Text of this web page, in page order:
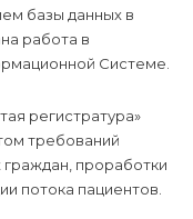
базы данных в
работа в
Системе.
регистратура»
требований
проработки
потока пациентов.